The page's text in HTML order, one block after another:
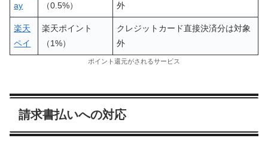
ay
（0.5%）
外
楽天
ペイ
楽天ポイント
（1%）
クレジットカード直接決済分は対象
外
ポイント還元がされるサービス
請求書払いへの対応